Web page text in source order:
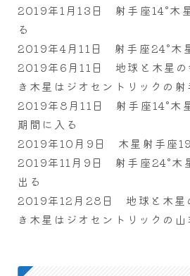
2019年1月13日 射手座14°木
る
2019年4月11日 射手座24°
2019年6月11日 地球と木星
き木星はジオセントリックの射
2019年8月11日 射手座14°木
期間に入る
2019年10月9日 木星射手座
2019年11月9日 射手座24°木
出る
2019年12月28日 地球と木
き木星はジオセントリックの山